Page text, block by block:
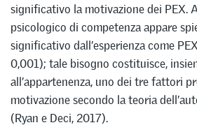
significativo la motivazione dei PEX.
psicologico di competenza appare
significativo dall’esperienza come
0,001); tale bisogno costituisce,
all’appartenenza, uno dei tre fattori
motivazione secondo la teoria
(Ryan e Deci, 2017).